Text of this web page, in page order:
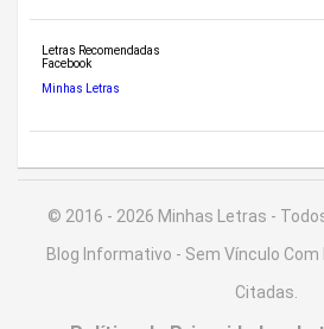
Letras Recomendadas
Facebook
Minhas Letras
© 2016 - 2026 Minhas Letras -
Blog Informativo - Sem Vínculo
Citadas.